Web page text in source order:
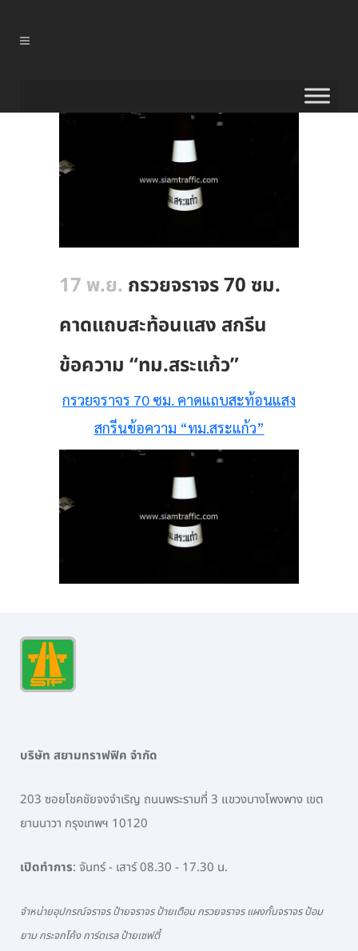
17 พ.ย. กรวยจราจร 70 ซม.
คาดแถบสะท้อนแสง สกรีน
ข้อความ “ทม.สระแก้ว”
กรวยจราจร 70 ซม. คาดแถบสะท้อนแสง
สกรีนข้อความ “ทม.สระแก้ว”
บริษัท สยามทราฟฟิค จำกัด
203 ซอยโชคชัยจงจำเริญ ถนนพระรามที่ 3 แขวงบางโพงพาง เขต
ยานนาวา กรุงเทพฯ 10120
เปิดทำการ: จันทร์ - เสาร์ 08.30 - 17.30 น.
จำหน่ายอุปกรณ์จราจร ป้ายจราจร ป้ายเตือน กรวยจราจร แผงกั้นจราจร ป้อม
ยาม กระจกโค้ง การ์ดเรล ป้ายเซฟตี้